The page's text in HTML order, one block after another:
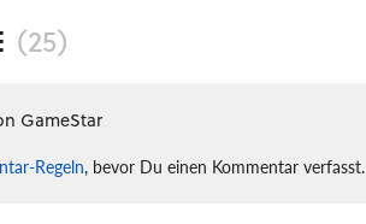
(25)
GameStar
Regeln, bevor Du einen Kommentar verfasst.